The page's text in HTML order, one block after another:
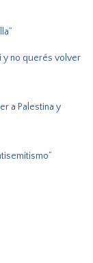
y no querés volver
a Palestina y